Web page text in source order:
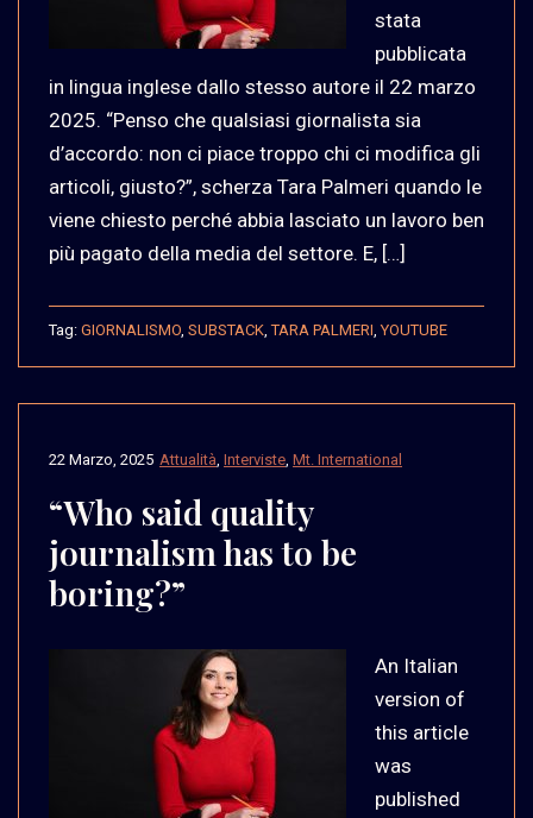
stata
pubblicata
in lingua inglese dallo stesso autore il 22 marzo
2025. “Penso che qualsiasi giornalista sia
d’accordo: non ci piace troppo chi ci modifica gli
articoli, giusto?”, scherza Tara Palmeri quando le
viene chiesto perché abbia lasciato un lavoro ben
più pagato della media del settore. E, […]
Tag: GIORNALISMO SUBSTACK ,TARA PALMERI ,YOUTUBE
Attualità Interviste Mt. International
22 Marzo, 2025
“Who said quality
journalism has to be
boring?”
An Italian
version of
this article
was
published